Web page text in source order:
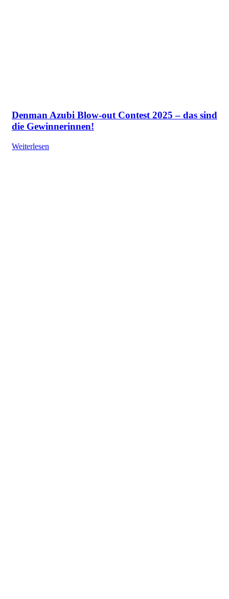
Denman Azubi Blow-out Contest 2025 – das sind
die Gewinnerinnen!
Weiterlesen